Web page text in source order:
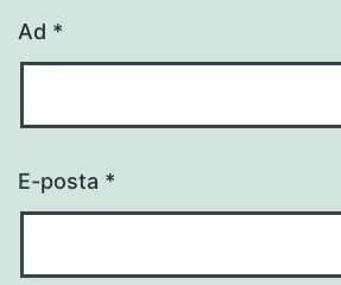
Ad *
E-posta *